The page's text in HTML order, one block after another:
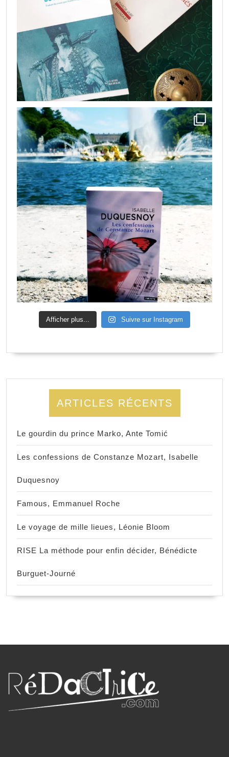
Afficher plus... Suivre sur Instagram
ARTICLES RÉCENTS
Le gourdin du prince Marko, Ante Tomić
Les confessions de Constanze Mozart, Isabelle
Duquesnoy
Famous, Emmanuel Roche
Le voyage de mille lieues, Léonie Bloom
RISE La méthode pour enfin décider, Bénédicte
Burguet-Journé